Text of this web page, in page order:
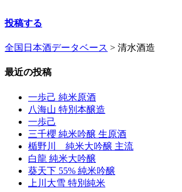
投稿する
全国日本酒データベース > 清水酒造
最近の投稿
一歩己 純米原酒
八海山 特別本醸造
一歩己
三千櫻 純米吟醸 生原酒
楯野川 純米大吟醸 主流
白龍 純米大吟醸
葵天下 55% 純米吟醸
上川大雪 特別純米